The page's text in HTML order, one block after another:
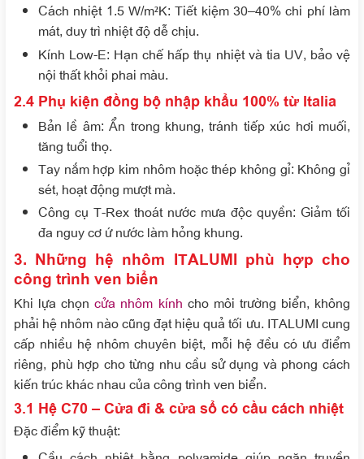
Cách nhiệt 1.5 W/m²K: Tiết kiệm 30–40% chi phí làm
mát, duy trì nhiệt độ dễ chịu.
Kính Low-E: Hạn chế hấp thụ nhiệt và tia UV, bảo vệ
nội thất khỏi phai màu.
2.4 Phụ kiện đồng bộ nhập khẩu 100% từ Italia
Bản lề âm: Ẩn trong khung, tránh tiếp xúc hơi muối,
tăng tuổi thọ.
Tay nắm hợp kim nhôm hoặc thép không gỉ: Không gỉ
sét, hoạt động mượt mà.
Công cụ T-Rex thoát nước mưa độc quyền: Giảm tối
đa nguy cơ ứ nước làm hỏng khung.
3. Những hệ nhôm ITALUMI phù hợp cho
công trình ven biển
Khi lựa chọncửa nhôm kính cho môi trường biển, không
phải hệ nhôm nào cũng đạt hiệu quả tối ưu. ITALUMI cung
cấp nhiều hệ nhôm chuyên biệt, mỗi hệ đều có ưu điểm
riêng, phù hợp cho từng nhu cầu sử dụng và phong cách
kiến trúc khác nhau của công trình ven biển.
3.1 Hệ C70 – Cửa đi & cửa sổ có cầu cách nhiệt
Đặc điểm kỹ thuật: